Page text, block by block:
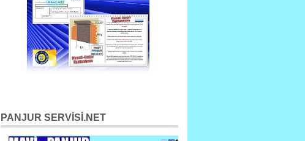
PANJUR SERVİSİ.NET